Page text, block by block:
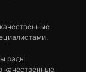
рады
качественные